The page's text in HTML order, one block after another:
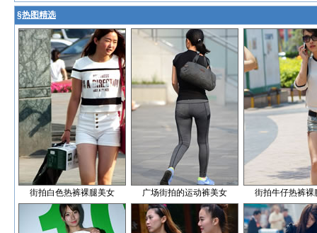
§热图精选
街拍白色热裤裸腿美女 广场街拍的运动裤美女 街拍牛仔热裤裸